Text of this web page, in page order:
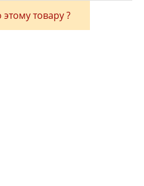
товару ?